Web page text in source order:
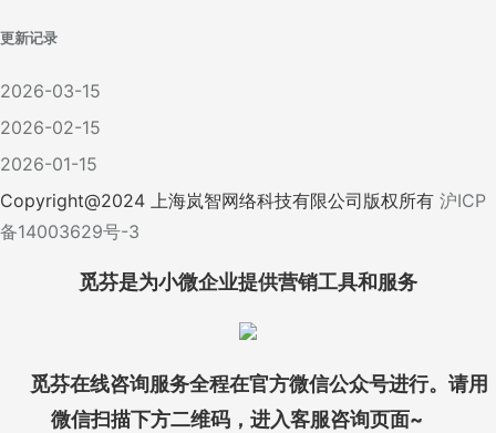
更新记录
2026-03-15
2026-02-15
2026-01-15
Copyright@2024 上海岚智网络科技有限公司版权所有 沪ICP
备14003629号-3
觅芬是为小微企业提供营销工具和服务
觅芬在线咨询服务全程在官方微信公众号进行。请用
微信扫描下方二维码，进入客服咨询页面~